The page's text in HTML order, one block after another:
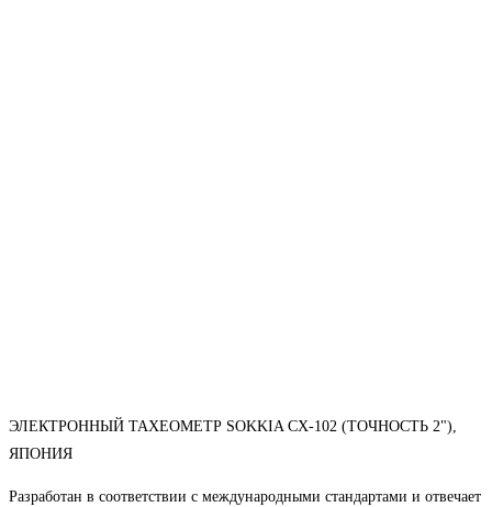
ЭЛЕКТРОННЫЙ ТАХЕОМЕТР SOKKIA CX-102 (ТОЧНОСТЬ 2"),
ЯПОНИЯ
Разработан в соответствии с международными стандартами и отвечает